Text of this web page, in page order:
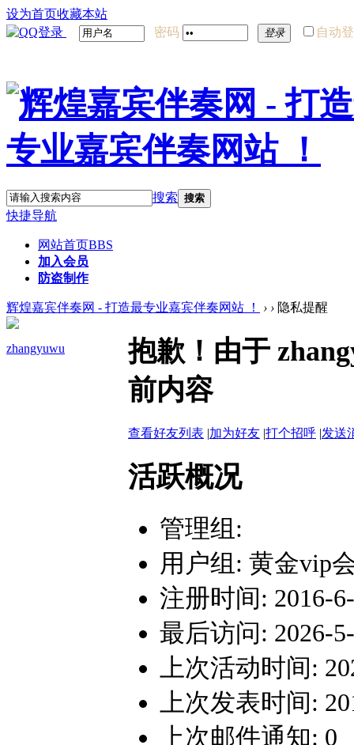
设为首页收藏本站
密码
登录 自动
搜索 搜索
快捷导航
网站首页BBS
加入会员
防盗制作
辉煌嘉宾伴奏网 - 打造最专业嘉宾伴奏网站 ！ › › 隐私提醒
zhangyuwu
抱歉！由于
前内容
查看好友列表 |加为好友 |打个招呼 |发送
活跃概况
管理组:
用户组: 黄金vip
注册时间: 2016-
最后访问: 2026-
上次活动时间:
上次发表时间:
上次邮件通知: 0